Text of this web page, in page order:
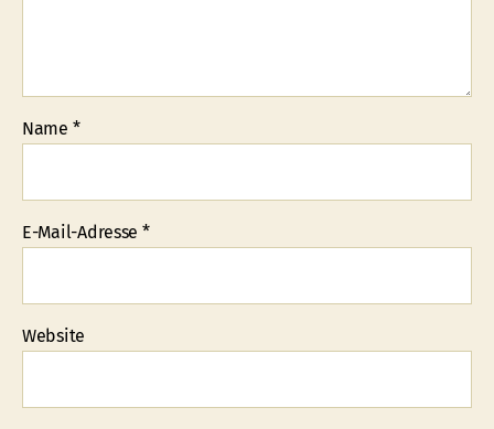
Name *
E-Mail-Adresse *
Website